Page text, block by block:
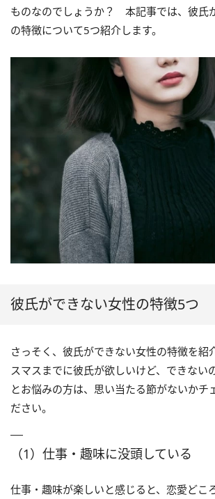
ものなのでしょうか？ 本記事では、彼氏
の特徴について5つ紹介します。
彼氏ができない女性の特徴5つ
さっそく、彼氏ができない女性の特徴を紹
スマスまでに彼氏が欲しいけど、できない
とお悩みの方は、思い当たる節がないかチ
ださい。
（1）仕事・趣味に没頭している
仕事・趣味が楽しいと感じると、恋愛どこ